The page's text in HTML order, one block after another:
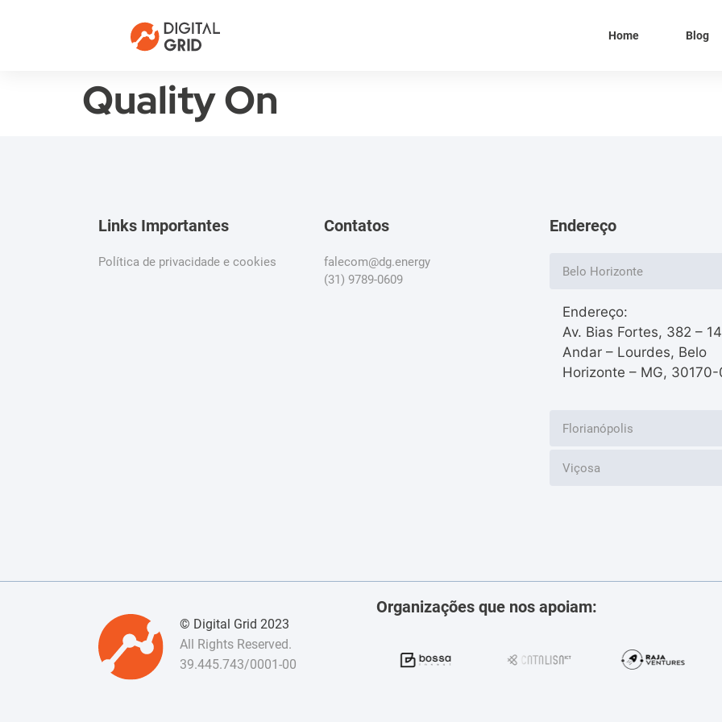
Home Blog
Quality On
Links Importantes
Política de privacidade e cookies
Contatos
falecom@dg.energy
(31) 9789-0609
Endereço
Belo Horizonte
Endereço:
Av. Bias Fortes, 382 –
Andar – Lourdes, Belo
Horizonte – MG, 30170-
Florianópolis
Viçosa
© Digital Grid 2023
All Rights Reserved.
39.445.743/0001-00
Organizações que nos apoiam: